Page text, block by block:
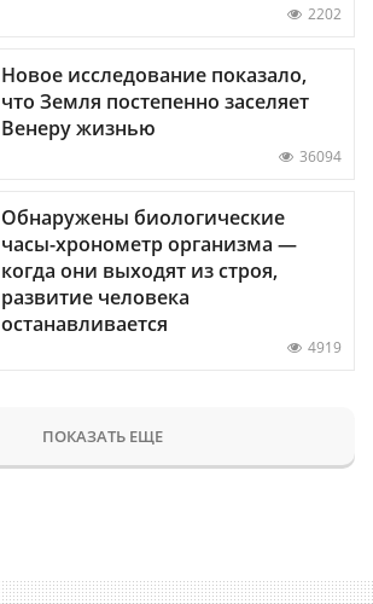
2202
Новое исследование показало,
что Земля постепенно заселяет
Венеру жизнью
36094
Обнаружены биологические
часы-хронометр организма —
когда они выходят из строя,
развитие человека
останавливается
4919
ПОКАЗАТЬ ЕЩЕ